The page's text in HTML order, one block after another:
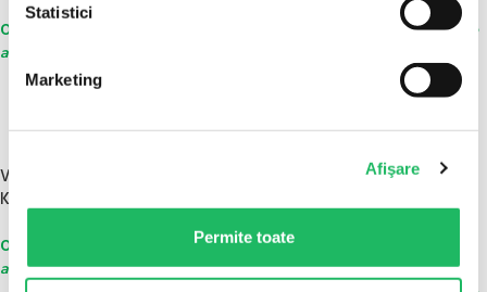
Statistici
Marketing
Afişare
Permite toate
0,26
ambalare : 100 buc/cutie
ADAUGĂ ÎN COȘ
/ buc - Mod de
100 BUC/CUTIE
Vacutainer Hematologie 3ml cu
K3 EDTA
0,26
/ buc - Mod de
ambalare : 100 buc/cutie
STOC EPUIZAT
Vacutainer Coagulare 1,8ml Na
(1)